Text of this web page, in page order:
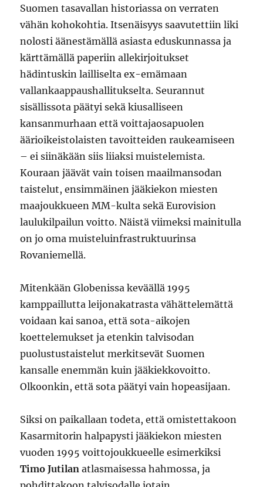
Suomen tasavallan historiassa on verraten
vähän kohokohtia. Itsenäisyys saavutettiin liki
nolosti äänestämällä asiasta eduskunnassa ja
kärttämällä paperiin allekirjoitukset
hädintuskin lailliselta ex-emämaan
vallankaappaushallitukselta. Seurannut
sisällissota päätyi sekä kiusalliseen
kansanmurhaan että voittajaosapuolen
äärioikeistolaisten tavoitteiden raukeamiseen
– ei siinäkään siis liiaksi muistelemista.
Kouraan jäävät vain toisen maailmansodan
taistelut, ensimmäinen jääkiekon miesten
maajoukkueen MM-kulta sekä Eurovision
laulukilpailun voitto. Näistä viimeksi mainitulla
on jo oma muisteluinfrastruktuurinsa
Rovaniemellä.
Mitenkään Globenissa keväällä 1995
kamppaillutta leijonakatrasta vähättelemättä
voidaan kai sanoa, että sota-aikojen
koettelemukset ja etenkin talvisodan
puolustustaistelut merkitsevät Suomen
kansalle enemmän kuin jääkiekkovoitto.
Olkoonkin, että sota päätyi vain hopeasijaan.
Siksi on paikallaan todeta, että omistettakoon
Kasarmitorin halpapysti jääkiekon miesten
vuoden 1995 voittojoukkueelle esimerkiksi
Timo Jutilan atlasmaisessa hahmossa, ja